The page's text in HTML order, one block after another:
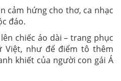
cảm hứng cho thơ, ca nhạc
đáo.
chiếc áo dài – trang phục
Việt, như để điểm tô thêm
khiết của người con gái Á